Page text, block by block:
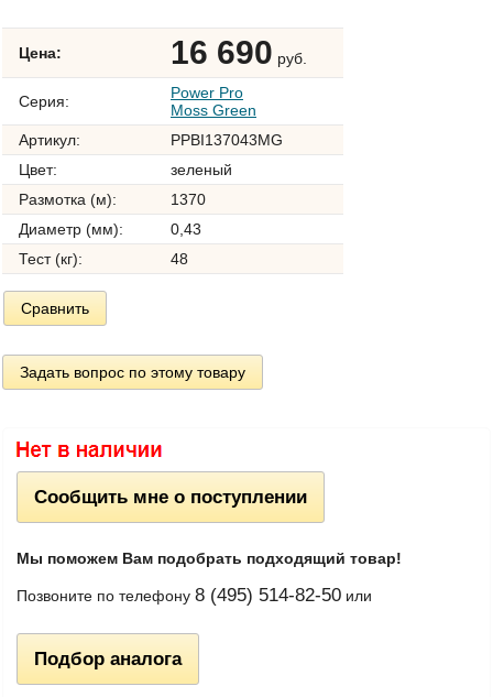
Цена: 16 690 руб.
Серия:
Power Pro
Moss Green
Артикул:
PPBI137043MG
Цвет:
зеленый
Размотка (м):
1370
Диаметр (мм):
0,43
Тест (кг):
48
Сравнить
Задать вопрос по этому товару
Сообщить мне о поступлении
Мы поможем Вам подобрать подходящий товар!
Позвоните по телефону 8 (495) 514-82-50 или
Подбор аналога